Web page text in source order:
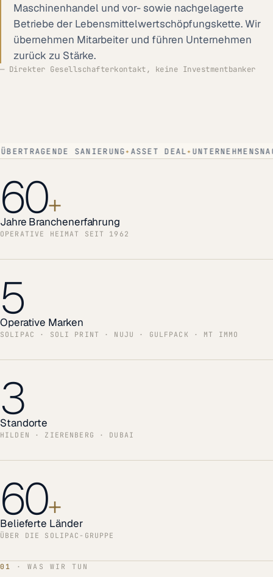
Maschinenhandel und vor- sowie nachgelagerte
Betriebe der Lebensmittelwertschöpfungskette. Wir
übernehmen Mitarbeiter und führen Unternehmen
zurück zu Stärke.
— Direkter Gesellschafterkontakt, keine Investmentbanker
SANIERUNG ASSET DEAL
60+
Jahre Branchen­erfahrung
OPERATIVE HEIMAT SEIT 1962
5
Operative Marken
SOLIPAC · SOLI PRINT · NUJU · GULFPACK · MT IMMO
3
Standorte
HILDEN · ZIERENBERG · DUBAI
60+
Belieferte Länder
ÜBER DIE SOLIPAC-GRUPPE
01 · WAS WIR TUN